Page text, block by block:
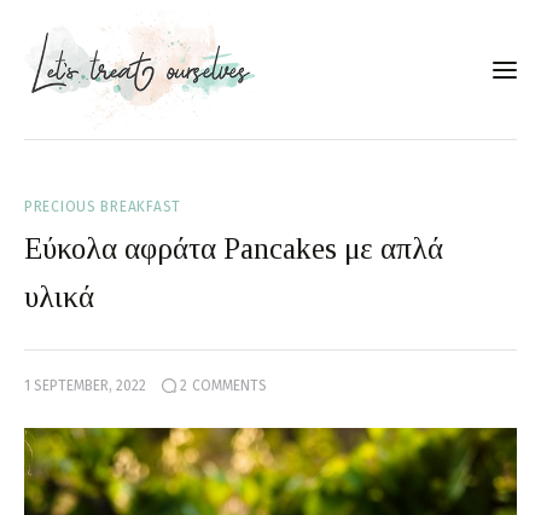
Services
Επικοινωνία
PRECIOUS BREAKFAST
Εύκολα αφράτα Pancakes με απλά
υλικά
1 SEPTEMBER, 2022 2 COMMENTS